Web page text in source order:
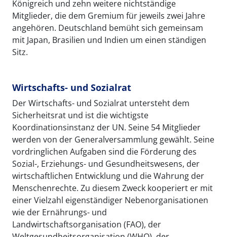
Königreich und zehn weitere nichtständige
Mitglieder, die dem Gremium für jeweils zwei Jahre
angehören. Deutschland bemüht sich gemeinsam
mit Japan, Brasilien und Indien um einen ständigen
Sitz.
Wirtschafts- und Sozialrat
Der Wirtschafts- und Sozialrat untersteht dem
Sicherheitsrat und ist die wichtigste
Koordinationsinstanz der UN. Seine 54 Mitglieder
werden von der Generalversammlung gewählt. Seine
vordringlichen Aufgaben sind die Förderung des
Sozial-, Erziehungs- und Gesundheitswesens, der
wirtschaftlichen Entwicklung und die Wahrung der
Menschenrechte. Zu diesem Zweck kooperiert er mit
einer Vielzahl eigenständiger Nebenorganisationen
wie der Ernährungs- und
Landwirtschaftsorganisation (FAO), der